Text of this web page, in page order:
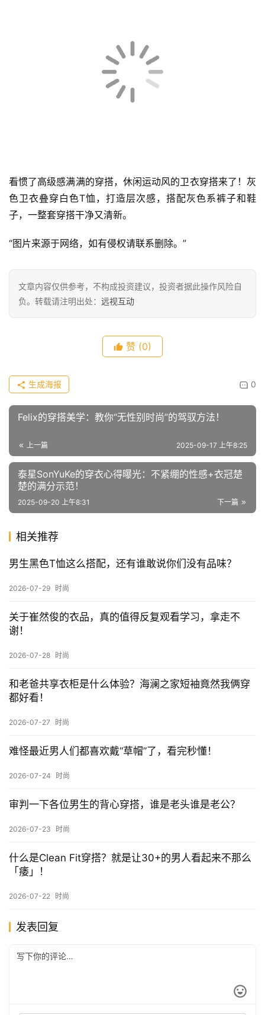
看惯了高级感满满的穿搭，休闲运动风的卫衣穿搭来了！灰
色卫衣叠穿白色T恤，打造层次感，搭配灰色系裤子和鞋
子，一整套穿搭干净又清新。
“图片来源于网络，如有侵权请联系删除。”
文章内容仅供参考，不构成投资建议，投资者据此操作风险自
负。转载请注明出处： 远视互动
赞 (0)
0
生成海报
Felix的穿搭美学：教你“无性别时尚”的驾驭方法！
上一篇 2025-09-17 上午8:25
泰星SonYuKe的穿衣心得曝光：不紧绷的性感+衣冠楚
楚的满分示范！
下一篇
2025-09-20 上午8:31
相关推荐
男生黑色T恤这么搭配，还有谁敢说你们没有品味？
2026-07-29 时尚
关于崔然俊的衣品，真的值得反复观看学习，拿走不
谢！
2026-07-28 时尚
和老爸共享衣柜是什么体验？海澜之家短袖竟然我俩穿
都好看！
2026-07-27 时尚
难怪最近男人们都喜欢戴“草帽”了，看完秒懂！
2026-07-24 时尚
审判一下各位男生的背心穿搭，谁是老头谁是老公？
2026-07-23 时尚
什么是Clean Fit穿搭？就是让30+的男人看起来不那么
「痿」！
2026-07-22 时尚
发表回复